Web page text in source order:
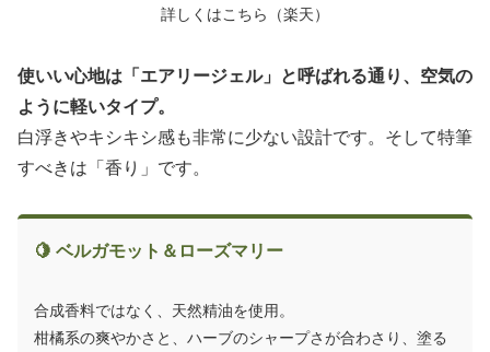
詳しくはこちら（楽天）
使いい心地は「エアリージェル」と呼ばれる通り、空気の
ように軽いタイプ。
白浮きやキシキシ感も非常に少ない設計です。そして特筆
すべきは「香り」です。
🍋 ベルガモット＆ローズマリー
合成香料ではなく、天然精油を使用。
柑橘系の爽やかさと、ハーブのシャープさが合わさり、塗る